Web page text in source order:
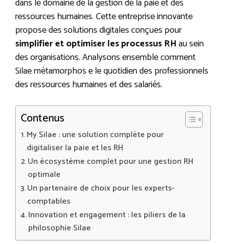
ressources humaines. Cette entreprise innovante
propose des solutions digitales conçues pour
simplifier et optimiser les processus RHau sein
des organisations. Analysons ensemble comment
Silae métamorphos e le quotidien des professionnels
des ressources humaines et des salariés.
Contenus
My Silae : une solution complète pour
digitaliser la paie et les RH
Un écosystème complet pour une gestion RH
optimale
Un partenaire de choix pour les experts-
comptables
Innovation et engagement : les piliers de la
philosophie Silae